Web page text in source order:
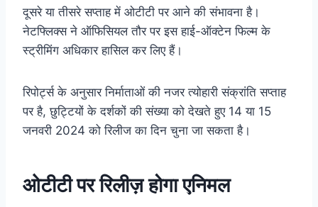
दूसरे या तीसरे सप्ताह में ओटीटी पर आने की संभावना है।
नेटफ्लिक्स ने ऑफिसियल तौर पर इस हाई-ऑक्टेन फिल्म के
स्ट्रीमिंग अधिकार हासिल कर लिए हैं।
रिपोर्ट्स के अनुसार निर्माताओं की नजर त्योहारी संक्रांति सप्ताह
पर है, छुट्टियों के दर्शकों की संख्या को देखते हुए 14 या 15
जनवरी 2024 को रिलीज का दिन चुना जा सकता है।
ओटीटी पर रिलीज़ होगा एनिमल